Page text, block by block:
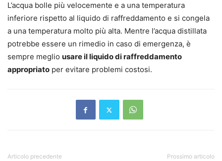
L’acqua bolle più velocemente e a una temperatura
inferiore rispetto al liquido di raffreddamento e si congela
a una temperatura molto più alta. Mentre l’acqua distillata
potrebbe essere un rimedio in caso di emergenza, è
sempre meglio usare il liquido di raffreddamento
appropriato per evitare problemi costosi.
Articolo precedente Prossimo articolo